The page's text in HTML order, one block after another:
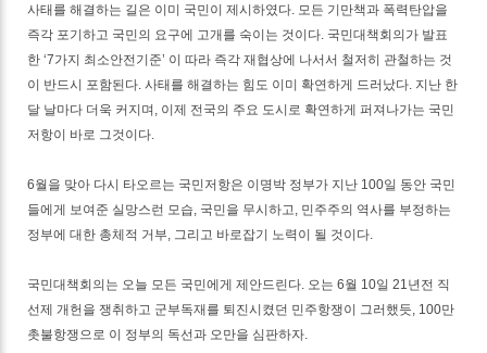
사태를 해결하는 길은 이미 국민이 제시하였다. 모든 기만책과 폭력탄압을
즉각 포기하고 국민의 요구에 고개를 숙이는 것이다. 국민대책회의가 발표
한 ‘7가지 최소안전기준’ 이 따라 즉각 재협상에 나서서 철저히 관철하는 것
이 반드시 포함된다. 사태를 해결하는 힘도 이미 확연하게 드러났다. 지난 한
달 날마다 더욱 커지며, 이제 전국의 주요 도시로 확연하게 퍼져나가는 국민
저항이 바로 그것이다.
6월을 맞아 다시 타오르는 국민저항은 이명박 정부가 지난 100일 동안 국민
들에게 보여준 실망스런 모습, 국민을 무시하고, 민주주의 역사를 부정하는
정부에 대한 총체적 거부, 그리고 바로잡기 노력이 될 것이다.
국민대책회의는 오늘 모든 국민에게 제안드린다. 오는 6월 10일 21년전 직
선제 개헌을 쟁취하고 군부독재를 퇴진시켰던 민주항쟁이 그러했듯, 100만
촛불항쟁으로 이 정부의 독선과 오만을 심판하자.